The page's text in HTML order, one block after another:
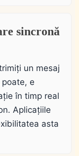
sincronă
un mesaj
e
în timp real
Aplicațiile
asta